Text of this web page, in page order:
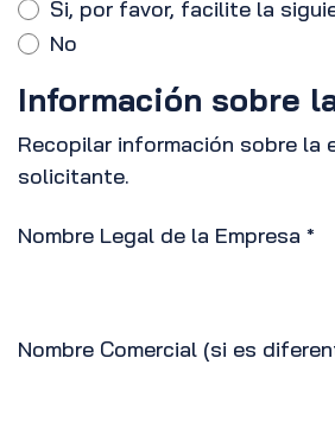
Si, por favor, facilite la
No
Información sobre
Recopilar información sobre la
solicitante.
Nombre Legal de la Empresa *
Nombre Comercial (si es